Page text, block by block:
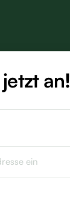
an!